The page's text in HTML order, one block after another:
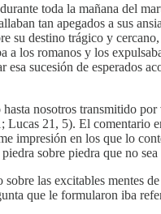
toda la mañana del
tan apegados a sus
su destino trágico y
a los romanos y los
esa sucesión de esperados
nosotros transmitido
21, 5). El comentario
impresión en los que lo
sobre piedra que no sea
las excitables mentes
que le formularon iba